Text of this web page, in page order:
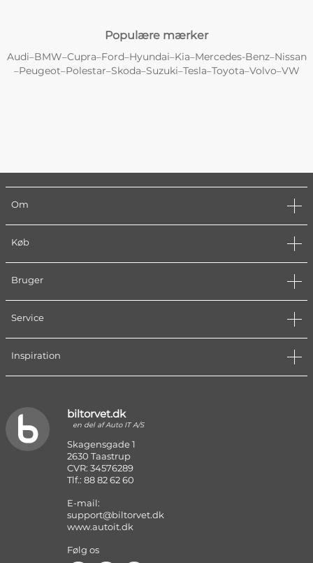
Populære mærker
Audi–BMW–Cupra–Ford–Hyundai–Kia–Mercedes-Benz–Nissan
–Peugeot–Polestar–Skoda–Suzuki–Tesla–Toyota–Volvo–VW
Om
Køb
Bruger
Service
Inspiration
biltorvet.dk
en del af Auto IT A/S
Skagensgade 1
2630 Taastrup
CVR: 34576289
Tlf.: 88 82 62 60
E-mail:
support@biltorvet.dk
www.autoit.dk
Følg os